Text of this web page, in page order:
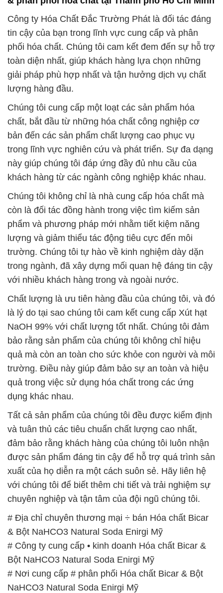
Công ty Hóa Chất Đắc Trường Phát là đối tác đáng
tin cậy của bạn trong lĩnh vực cung cấp và phân
phối hóa chất. Chúng tôi cam kết đem đến sự hỗ trợ
toàn diện nhất, giúp khách hàng lựa chọn những
giải pháp phù hợp nhất và tận hưởng dịch vụ chất
lượng hàng đầu.
Chúng tôi cung cấp một loạt các sản phẩm hóa
chất, bắt đầu từ những hóa chất công nghiệp cơ
bản đến các sản phẩm chất lượng cao phục vụ
trong lĩnh vực nghiên cứu và phát triển. Sự đa dạng
này giúp chúng tôi đáp ứng đầy đủ nhu cầu của
khách hàng từ các ngành công nghiệp khác nhau.
Chúng tôi không chỉ là nhà cung cấp hóa chất mà
còn là đối tác đồng hành trong việc tìm kiếm sản
phẩm và phương pháp mới nhằm tiết kiệm năng
lượng và giảm thiểu tác động tiêu cực đến môi
trường. Chúng tôi tự hào về kinh nghiệm dày dặn
trong ngành, đã xây dựng mối quan hệ đáng tin cậy
với nhiều khách hàng trong và ngoài nước.
Chất lượng là ưu tiên hàng đầu của chúng tôi, và đó
là lý do tại sao chúng tôi cam kết cung cấp Xút hạt
NaOH 99% với chất lượng tốt nhất. Chúng tôi đảm
bảo rằng sản phẩm của chúng tôi không chỉ hiệu
quả mà còn an toàn cho sức khỏe con người và môi
trường. Điều này giúp đảm bảo sự an toàn và hiệu
quả trong việc sử dụng hóa chất trong các ứng
dụng khác nhau.
Tất cả sản phẩm của chúng tôi đều được kiểm định
và tuân thủ các tiêu chuẩn chất lượng cao nhất,
đảm bảo rằng khách hàng của chúng tôi luôn nhận
được sản phẩm đáng tin cậy để hỗ trợ quá trình sản
xuất của họ diễn ra một cách suôn sẻ. Hãy liên hệ
với chúng tôi để biết thêm chi tiết và trải nghiệm sự
chuyên nghiệp và tận tâm của đội ngũ chúng tôi.
# Địa chỉ chuyên thương mại ÷ bán Hóa chất Bicar
& Bột NaHCO3 Natural Soda Enirgi Mỹ
# Công ty cung cấp • kinh doanh Hóa chất Bicar &
Bột NaHCO3 Natural Soda Enirgi Mỹ
# Nơi cung cấp # phân phối Hóa chất Bicar & Bột
NaHCO3 Natural Soda Enirgi Mỹ